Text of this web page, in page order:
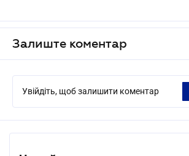
Залиште коментар
Увійдіть, щоб залишити коментар